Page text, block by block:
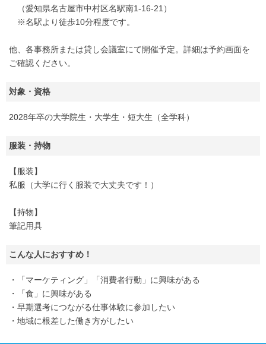
（愛知県名古屋市中村区名駅南1-16-21）
※名駅より徒歩10分程度です。
他、各事務所または貸し会議室にて開催予定。詳細は予約画面を
ご確認ください。
対象・資格
2028年卒の大学院生・大学生・短大生（全学科）
服装・持物
【服装】
私服（大学に行く服装で大丈夫です！）
【持物】
筆記用具
こんな人におすすめ！
・「マーケティング」「消費者行動」に興味がある
・「食」に興味がある
・早期選考につながる仕事体験に参加したい
・地域に根差した働き方がしたい